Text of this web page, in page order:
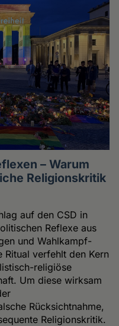
– Warum
Religionskritik
auf den CSD in
Reflexe aus
und Wahlkampf-
Ritual verfehlt den Kern
religiöse
Um diese wirksam
Rücksichtnahme,
Religionskritik.